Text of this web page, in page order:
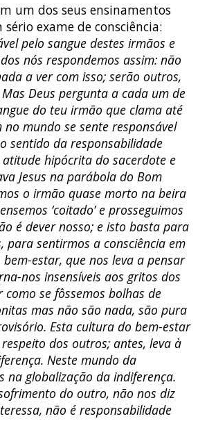
um dos seus ensinamentos
exame de consciência:
pelo sangue destes irmãos e
nós respondemos assim: não
a ver com isso; serão outros,
Deus pergunta a cada um de
do teu irmão que clama até
no mundo se sente responsável
sentido da responsabilidade
hipócrita do sacerdote e
Jesus na parábola do Bom
o irmão quase morto na beira
‘coitado’ e prosseguimos
é dever nosso; e isto basta para
para sentirmos a consciência em
estar, que nos leva a pensar
nos insensíveis aos gritos dos
se fôssemos bolhas de
mas não são nada, são pura
Esta cultura do bem-estar
dos outros; antes, leva à
Neste mundo da
na globalização da indiferença.
do outro, não nos diz
não é responsabilidade